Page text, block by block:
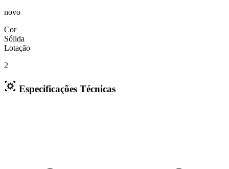
novo
Cor
Sólida
Lotação
2
Especificações Técnicas